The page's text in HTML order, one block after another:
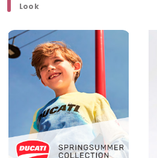
Look